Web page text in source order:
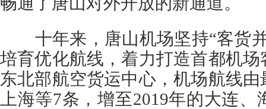
十年来，唐山机场坚持“客货并
培育优化航线，着力打造首都机
东北部航空货运中心，机场航线
上海等7条，增至2019年的大连